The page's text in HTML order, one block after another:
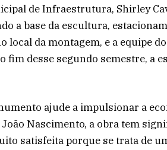
de Infraestrutura, Shirley
a base da escultura,
local da montagem, e a equipe
fim desse segundo semestre, a
ajude a impulsionar a
Nascimento, a obra tem
satisfeita porque se trata de